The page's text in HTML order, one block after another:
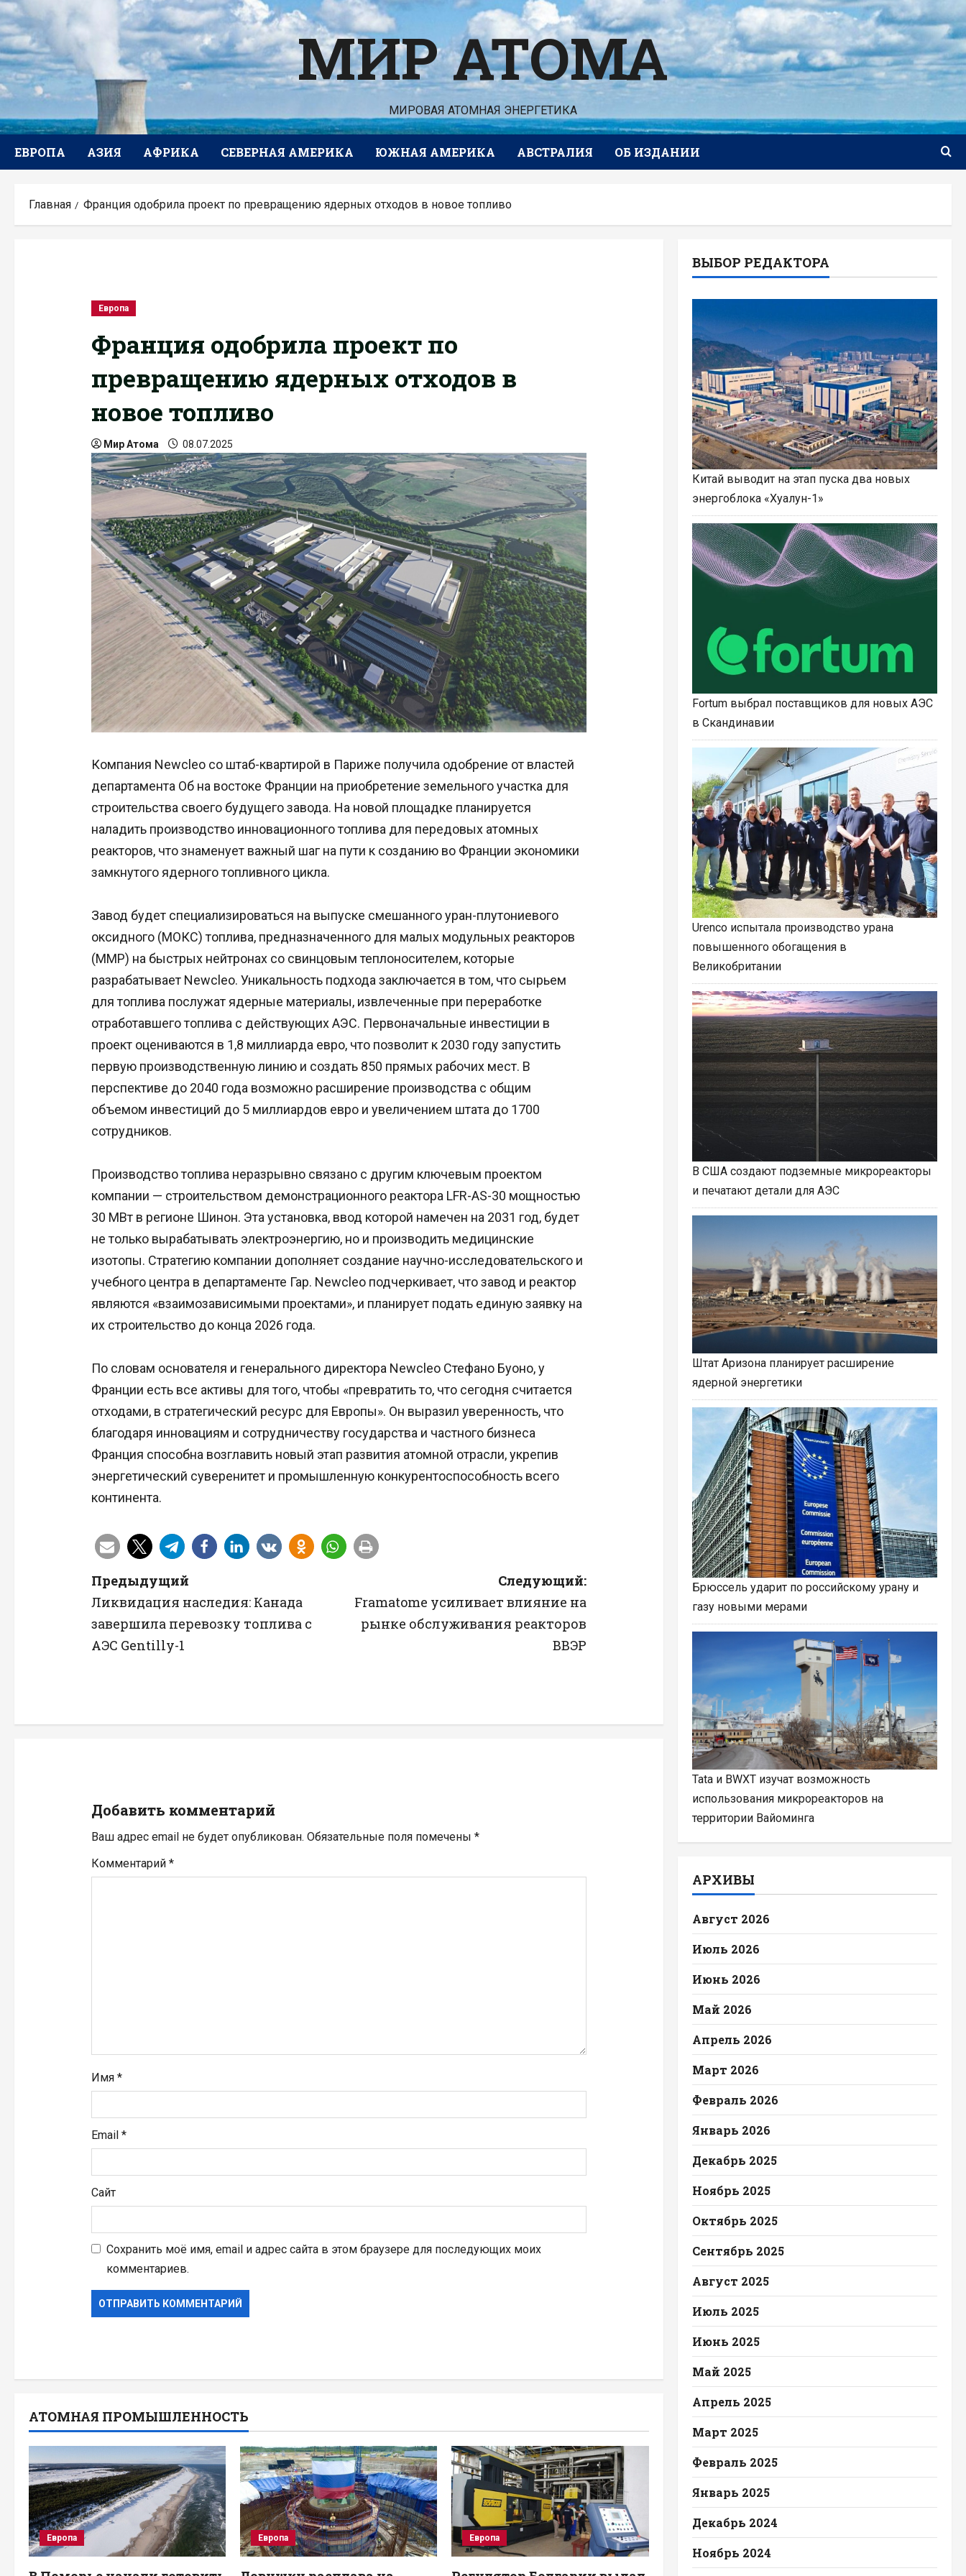
Перейти
к
содержимому
МИР АТОМА
МИРОВАЯ АТОМНАЯ ЭНЕРГЕТИКА
ЕВРОПА АЗИЯ АФРИКА СЕВЕРНАЯ АМЕРИКА ЮЖНАЯ АМЕРИКА АВСТРАЛИЯ ОБ ИЗДАНИИ
Главная Франция одобрила проект по превращению ядерных отходов в новое топливо
Европа
Франция одобрила проект по
превращению ядерных отходов в
новое топливо
Мир Атома 08.07.2025
Компания Newcleo со штаб-квартирой в Париже получила одобрение от властей
департамента Об на востоке Франции на приобретение земельного участка для
строительства своего будущего завода. На новой площадке планируется
наладить производство инновационного топлива для передовых атомных
реакторов, что знаменует важный шаг на пути к созданию во Франции экономики
замкнутого ядерного топливного цикла.
Завод будет специализироваться на выпуске смешанного уран-плутониевого
оксидного (МОКС) топлива, предназначенного для малых модульных реакторов
(ММР) на быстрых нейтронах со свинцовым теплоносителем, которые
разрабатывает Newcleo. Уникальность подхода заключается в том, что сырьем
для топлива послужат ядерные материалы, извлеченные при переработке
отработавшего топлива с действующих АЭС. Первоначальные инвестиции в
проект оцениваются в 1,8 миллиарда евро, что позволит к 2030 году запустить
первую производственную линию и создать 850 прямых рабочих мест. В
перспективе до 2040 года возможно расширение производства с общим
объемом инвестиций до 5 миллиардов евро и увеличением штата до 1700
сотрудников.
Производство топлива неразрывно связано с другим ключевым проектом
компании — строительством демонстрационного реактора LFR-AS-30 мощностью
30 МВт в регионе Шинон. Эта установка, ввод которой намечен на 2031 год, будет
не только вырабатывать электроэнергию, но и производить медицинские
изотопы. Стратегию компании дополняет создание научно-исследовательского и
учебного центра в департаменте Гар. Newcleo подчеркивает, что завод и реактор
являются «взаимозависимыми проектами», и планирует подать единую заявку на
их строительство до конца 2026 года.
По словам основателя и генерального директора Newcleo Стефано Буоно, у
Франции есть все активы для того, чтобы «превратить то, что сегодня считается
отходами, в стратегический ресурс для Европы». Он выразил уверенность, что
благодаря инновациям и сотрудничеству государства и частного бизнеса
Франция способна возглавить новый этап развития атомной отрасли, укрепив
энергетический суверенитет и промышленную конкурентоспособность всего
континента.
Н
а
в
а
я
п
о
я
м
Предыдущий
Ликвидация наследия: Канада
завершила перевозку топлива с
АЭС Gentilly-1
Следующий:
Framatome усиливает влияние на
рынке обслуживания реакторов
ВВЭР
Добавить комментарий
Ваш адрес email не будет опубликован. Обязательные поля помечены *
Комментарий *
Имя *
Email *
Сайт
Сохранить моё имя, email и адрес сайта в этом браузере для последующих моих
комментариев.
АТОМНАЯ ПРОМЫШЛЕННОСТЬ
Европа Европа Европа
ВЫБОР РЕДАКТОРА
Китай выводит на этап пуска два новых
энергоблока «Хуалун-1»
Fortum выбрал поставщиков для новых АЭС
в Скандинавии
Urenco испытала производство урана
повышенного обогащения в
Великобритании
В США создают подземные микрореакторы
и печатают детали для АЭС
Штат Аризона планирует расширение
ядерной энергетики
Брюссель ударит по российскому урану и
газу новыми мерами
Tata и BWXT изучат возможность
использования микрореакторов на
территории Вайоминга
АРХИВЫ
Август 2026
Июль 2026
Июнь 2026
Май 2026
Апрель 2026
Март 2026
Февраль 2026
Январь 2026
Декабрь 2025
Ноябрь 2025
Октябрь 2025
Сентябрь 2025
Август 2025
Июль 2025
Июнь 2025
Май 2025
Апрель 2025
Март 2025
Февраль 2025
Январь 2025
Декабрь 2024
Ноябрь 2024